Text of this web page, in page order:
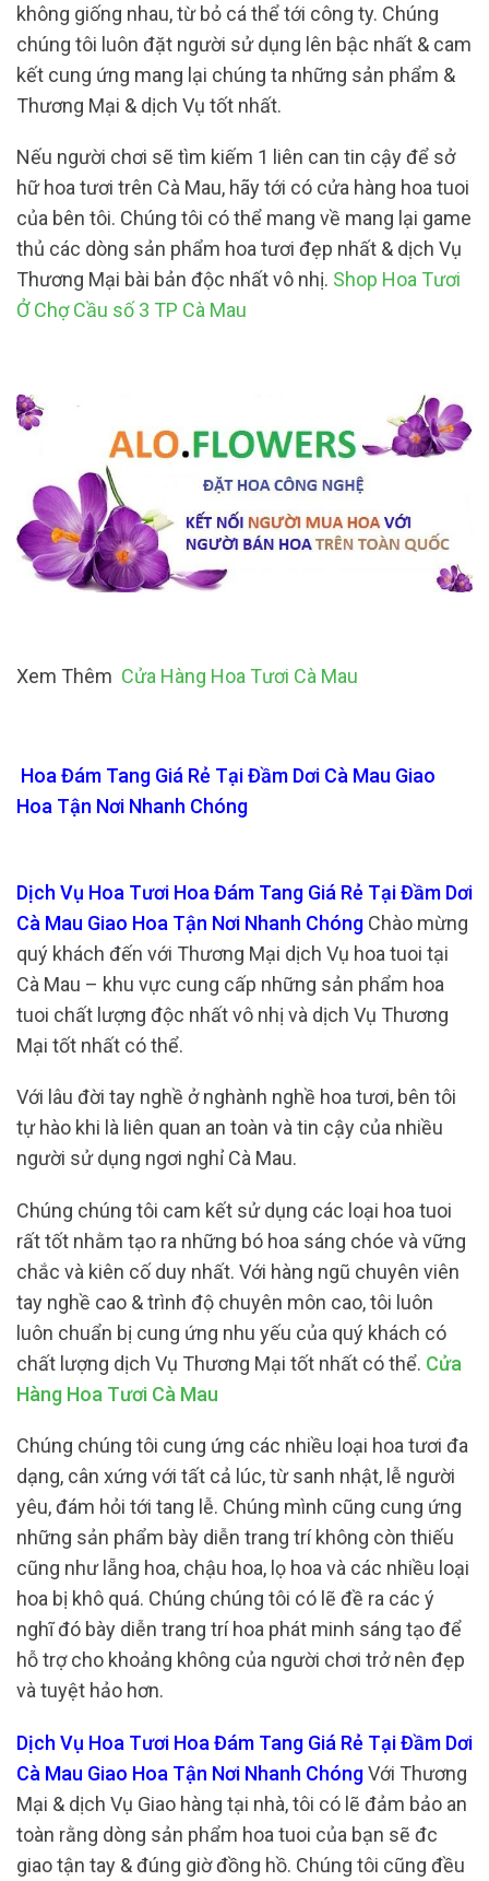
không giống nhau, từ bỏ cá thể tới công ty. Chúng
chúng tôi luôn đặt người sử dụng lên bậc nhất & cam
kết cung ứng mang lại chúng ta những sản phẩm &
Thương Mại & dịch Vụ tốt nhất.
Nếu người chơi sẽ tìm kiếm 1 liên can tin cậy để sở
hữ hoa tươi trên Cà Mau, hãy tới có cửa hàng hoa tuoi
của bên tôi. Chúng tôi có thể mang về mang lại game
thủ các dòng sản phẩm hoa tươi đẹp nhất & dịch Vụ
Thương Mại bài bản độc nhất vô nhị. Shop Hoa Tươi
Ở Chợ Cầu số 3 TP Cà Mau
Xem Thêm Cửa Hàng Hoa Tươi Cà Mau
Hoa Đám Tang Giá Rẻ Tại Đầm Dơi Cà Mau Giao
Hoa Tận Nơi Nhanh Chóng
Dịch Vụ Hoa Tươi Hoa Đám Tang Giá Rẻ Tại Đầm Dơi
Cà Mau Giao Hoa Tận Nơi Nhanh Chóng Chào mừng
quý khách đến với Thương Mại dịch Vụ hoa tuoi tại
Cà Mau – khu vực cung cấp những sản phẩm hoa
tuoi chất lượng độc nhất vô nhị và dịch Vụ Thương
Mại tốt nhất có thể.
Với lâu đời tay nghề ở nghành nghề hoa tươi, bên tôi
tự hào khi là liên quan an toàn và tin cậy của nhiều
người sử dụng ngơi nghỉ Cà Mau.
Chúng chúng tôi cam kết sử dụng các loại hoa tuoi
rất tốt nhằm tạo ra những bó hoa sáng chóe và vững
chắc và kiên cố duy nhất. Với hàng ngũ chuyên viên
tay nghề cao & trình độ chuyên môn cao, tôi luôn
luôn chuẩn bị cung ứng nhu yếu của quý khách có
chất lượng dịch Vụ Thương Mại tốt nhất có thể. Cửa
Hàng Hoa Tươi Cà Mau
Chúng chúng tôi cung ứng các nhiều loại hoa tươi đa
dạng, cân xứng với tất cả lúc, từ sanh nhật, lễ người
yêu, đám hỏi tới tang lễ. Chúng mình cũng cung ứng
những sản phẩm bày diễn trang trí không còn thiếu
cũng như lẵng hoa, chậu hoa, lọ hoa và các nhiều loại
hoa bị khô quá. Chúng chúng tôi có lẽ đề ra các ý
nghĩ đó bày diễn trang trí hoa phát minh sáng tạo để
hỗ trợ cho khoảng không của người chơi trở nên đẹp
và tuyệt hảo hơn.
Dịch Vụ Hoa Tươi Hoa Đám Tang Giá Rẻ Tại Đầm Dơi
Cà Mau Giao Hoa Tận Nơi Nhanh ChóngVới Thương
Mại & dịch Vụ Giao hàng tại nhà, tôi có lẽ đảm bảo an
toàn rằng dòng sản phẩm hoa tuoi của bạn sẽ đc
giao tận tay & đúng giờ đồng hồ. Chúng tôi cũng đều